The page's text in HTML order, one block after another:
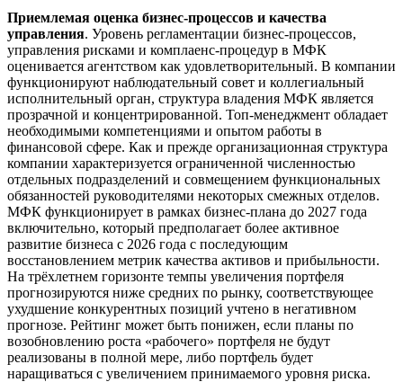
Приемлемая оценка бизнес-процессов и качества
управления. Уровень регламентации бизнес-процессов,
управления рисками и комплаенс-процедур в МФК
оценивается агентством как удовлетворительный. В компании
функционируют наблюдательный совет и коллегиальный
исполнительный орган, структура владения МФК является
прозрачной и концентрированной. Топ-менеджмент обладает
необходимыми компетенциями и опытом работы в
финансовой сфере. Как и прежде организационная структура
компании характеризуется ограниченной численностью
отдельных подразделений и совмещением функциональных
обязанностей руководителями некоторых смежных отделов.
МФК функционирует в рамках бизнес-плана до 2027 года
включительно, который предполагает более активное
развитие бизнеса с 2026 года с последующим
восстановлением метрик качества активов и прибыльности.
На трёхлетнем горизонте темпы увеличения портфеля
прогнозируются ниже средних по рынку, соответствующее
ухудшение конкурентных позиций учтено в негативном
прогнозе. Рейтинг может быть понижен, если планы по
возобновлению роста «рабочего» портфеля не будут
реализованы в полной мере, либо портфель будет
наращиваться с увеличением принимаемого уровня риска.